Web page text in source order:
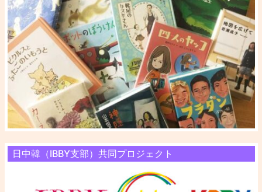
日中韓（IBBY支部）共同プロジェクト